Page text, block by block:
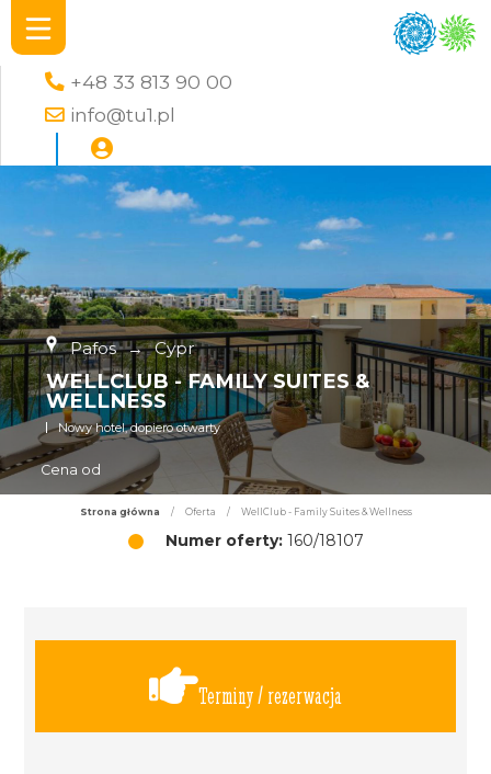
+48 33 813 90 00
info@tu1.pl
Pafos → Cypr
WELLCLUB - FAMILY SUITES &
WELLNESS
Nowy hotel, dopiero otwarty
Cena od
Strona główna / Oferta / WellClub - Family Suites & Wellness
Numer oferty:160/18107
Terminy / rezerwacja